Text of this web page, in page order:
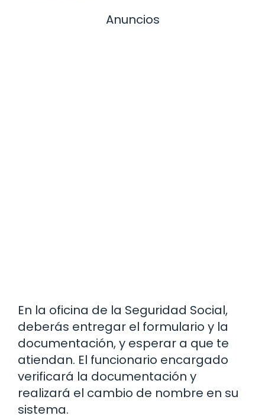
Anuncios
En la oficina de la Seguridad Social,
deberás entregar el formulario y la
documentación, y esperar a que te
atiendan. El funcionario encargado
verificará la documentación y
realizará el cambio de nombre en su
sistema.